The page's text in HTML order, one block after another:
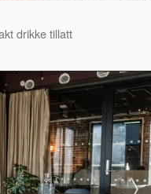
drikke tillatt